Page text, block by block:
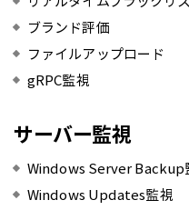
ブランド評価
ファイルアップロード
gRPC監視
サーバー監視
Windows Server Backup
Windows Updates監視